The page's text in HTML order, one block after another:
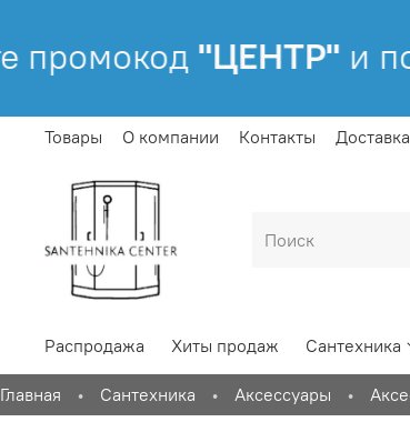
"ЦЕНТР"и
Товары О компании Контакты Доставка
Распродажа Хиты продаж Сантехника
Главная Сантехника Аксессуары